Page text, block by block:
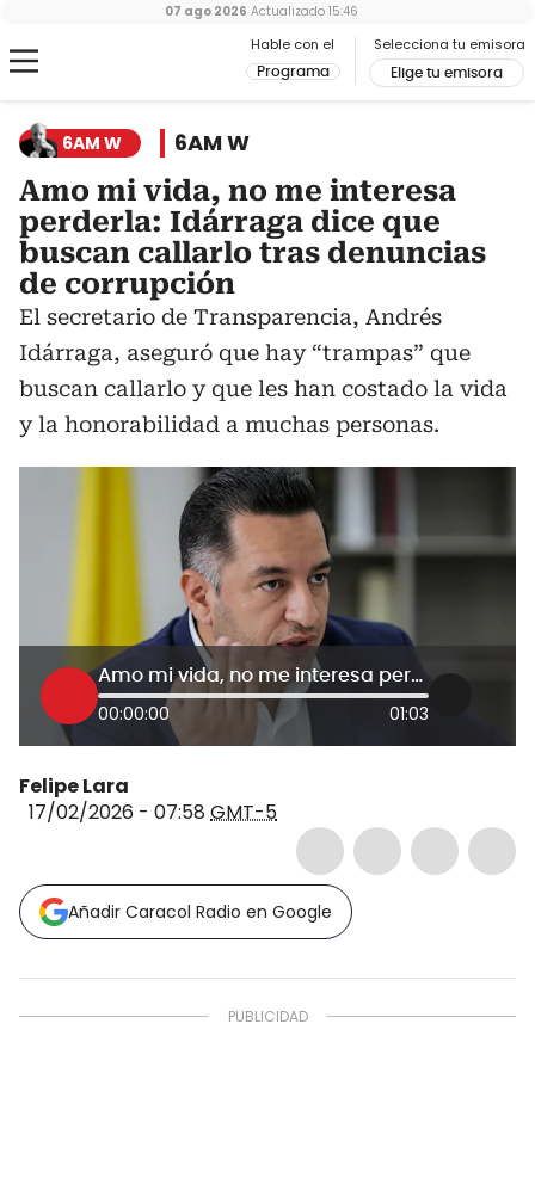
Hable con el
Programa
Selecciona tu emisora
Elige tu emisora
07 ago 2026 Actualizado 15:46
6AM W 6AM W
Amo mi vida, no me interesa
perderla: Idárraga dice que
buscan callarlo tras denuncias
de corrupción
El secretario de Transparencia, Andrés
Idárraga, aseguró que hay “trampas” que
buscan callarlo y que les han costado la vida
y la honorabilidad a muchas personas.
Amo mi vida, no me interesa perderla: Idárraga dice que buscan callarlo tras denuncias de corrupción
00:00:00 01:03
Felipe Lara
17/02/2026 - 07:58 GMT-5
Añadir Caracol Radio en Google